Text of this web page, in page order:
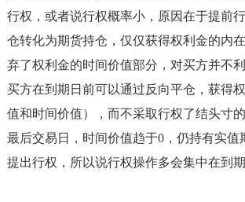
行权，或者说行权概率小，原因在于提前
仓转化为期货持仓，仅仅获得权利金的内
弃了权利金的时间价值部分，对买方并不
买方在到期日前可以通过反向平仓，获得
值和时间价值），而不采取行权了结头寸
最后交易日，时间价值趋于0，仍持有实值
提出行权，所以说行权操作多会集中在到期